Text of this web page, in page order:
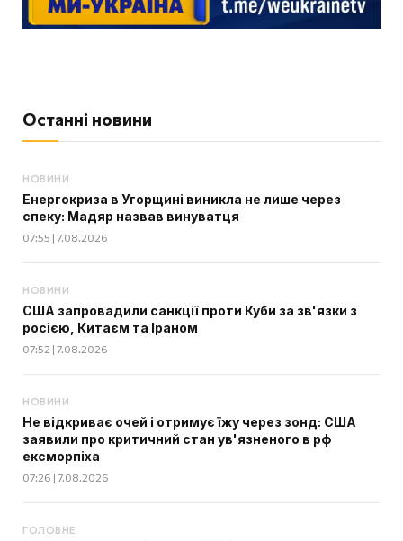
Останні новини
НОВИНИ
Енергокриза в Угорщині виникла не лише через
спеку: Мадяр назвав винуватця
07:55 | 7.08.2026
НОВИНИ
США запровадили санкції проти Куби за зв'язки з
росією, Китаєм та Іраном
07:52 | 7.08.2026
НОВИНИ
Не відкриває очей і отримує їжу через зонд: США
заявили про критичний стан ув'язненого в рф
ексморпіха
07:26 | 7.08.2026
ГОЛОВНЕ